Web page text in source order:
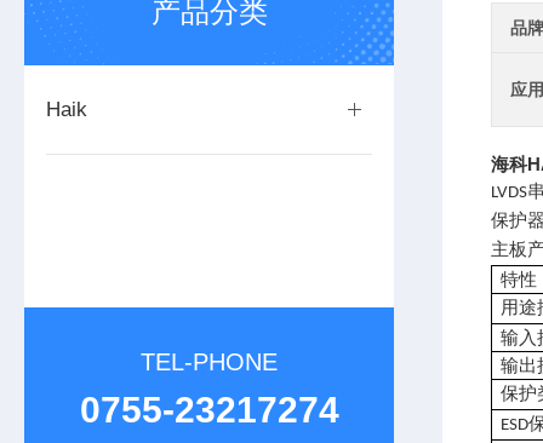
产品分类
Haik
TEL-PHONE
0755-23217274
品牌
应
海科
LVDS
保护
主板
特性
用途
输入
输出
保护
ESD